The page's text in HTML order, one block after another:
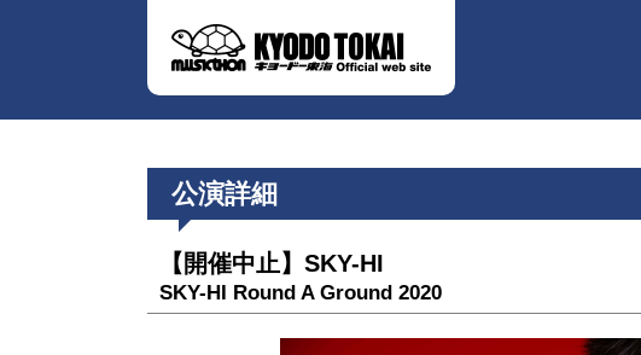
公演詳細
【開催中止】SKY-HI
SKY-HI Round A Ground 2020